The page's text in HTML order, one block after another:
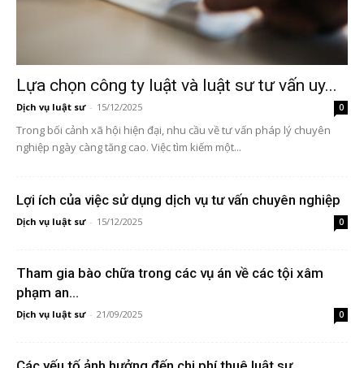
Lựa chọn công ty luật và luật sư tư vấn uy...
Dịch vụ luật sư - 15/12/2025 0
Trong bối cảnh xã hội hiện đại, nhu cầu về tư vấn pháp lý chuyên
nghiệp ngày càng tăng cao. Việc tìm kiếm một...
Lợi ích của việc sử dụng dịch vụ tư vấn chuyên nghiệp
Dịch vụ luật sư - 15/12/2025 0
Tham gia bào chữa trong các vụ án về các tội xâm
phạm an...
Dịch vụ luật sư - 21/09/2025 0